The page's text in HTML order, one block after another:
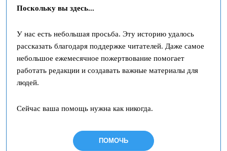
Поскольку вы здесь...
У нас есть небольшая просьба. Эту историю удалось
рассказать благодаря поддержке читателей. Даже самое
небольшое ежемесячное пожертвование помогает
работать редакции и создавать важные материалы для
людей.
Сейчас ваша помощь нужна как никогда.
ПОМОЧЬ